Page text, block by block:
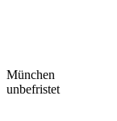
München
unbefristet